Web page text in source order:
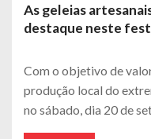
As geleias
destaque neste
Com o objetivo de
produção local do
no sábado, dia 20 de